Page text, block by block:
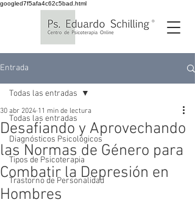
googled7f5afa4c62c5bad.html
Entrada
Todas las entradas
Diagnósticos Psicológicos
Tipos de Psicoterapia
Trastorno de Personalidad
Todas las entradas
Desafiando y Aprovechando
las Normas de Género para
Combatir la Depresión en
Hombres
30 abr 2024 11 min de lectura